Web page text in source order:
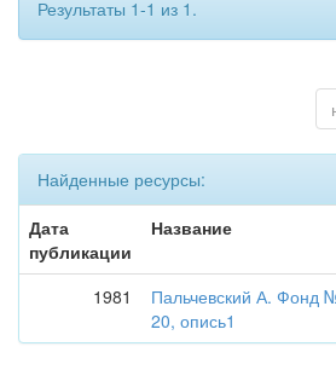
Результаты 1-1 из 1.
Найденные ресурсы:
Дата
публикации
Название
1981
Пальчевский А. Фонд
20, опись1